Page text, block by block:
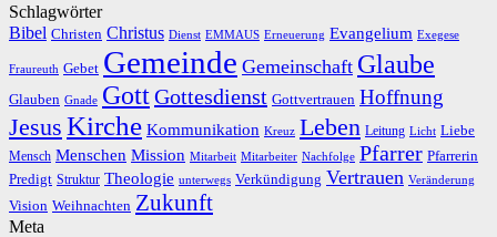
Schlagwörter
Bibel Christen Christus Dienst EMMAUS Erneuerung Evangelium Exegese
Fraureuth Gebet Gemeinde Gemeinschaft Glaube
Glauben Gnade GottGottesdienst Gottvertrauen Hoffnung
Jesus Kirche Kommunikation Kreuz Leben Leitung Licht Liebe
Mensch Menschen Mission Mitarbeit Mitarbeiter Nachfolge Pfarrer Pfarrerin
Predigt Struktur Theologie unterwegs Verkündigung Vertrauen Veränderung
Vision Weihnachten Zukunft
Meta